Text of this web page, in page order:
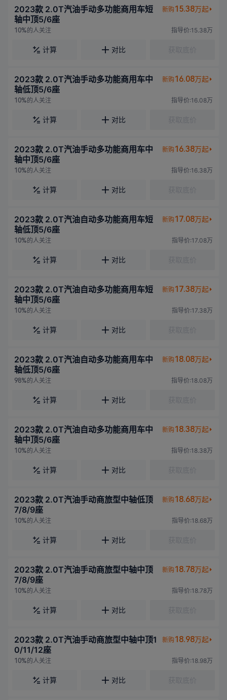
2023款 2.0T汽油手动多功能商用车短
轴中顶5/6座
新购 15.38万起
10%的人关注 指导价:15.38万
计算 对比
2023款 2.0T汽油手动多功能商用车中
轴低顶5/6座
新购 16.08万起
10%的人关注 指导价:16.08万
计算 对比
2023款 2.0T汽油手动多功能商用车中
轴中顶5/6座
新购 16.38万起
10%的人关注 指导价:16.38万
计算 对比
2023款 2.0T汽油自动多功能商用车短
轴低顶5/6座
新购 17.08万起
10%的人关注 指导价:17.08万
计算 对比
2023款 2.0T汽油自动多功能商用车短
轴中顶5/6座
新购 17.38万起
10%的人关注 指导价:17.38万
计算 对比
2023款 2.0T汽油自动多功能商用车中
轴低顶5/6座
新购 18.08万起
98%的人关注 指导价:18.08万
计算 对比
2023款 2.0T汽油自动多功能商用车中
轴中顶5/6座
新购 18.38万起
10%的人关注 指导价:18.38万
计算 对比
2023款 2.0T汽油手动商旅型中轴低顶
7/8/9座
新购 18.68万起
10%的人关注 指导价:18.68万
计算 对比
2023款 2.0T汽油手动商旅型中轴中顶
7/8/9座
新购 18.78万起
10%的人关注 指导价:18.78万
计算 对比
2023款 2.0T汽油手动商旅型中轴中顶1
0/11/12座
新购 18.98万起
10%的人关注 指导价:18.98万
计算 对比